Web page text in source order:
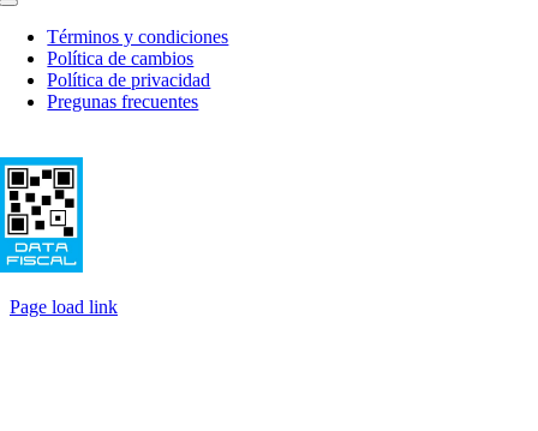
Toggle
NavigationTérminos y condiciones
Política de cambios
Política de privacidad
Pregunas frecuentes
Page load link